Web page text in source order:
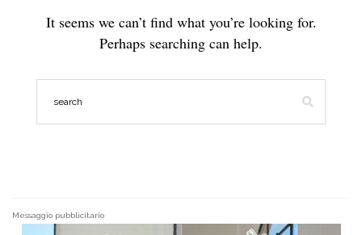
It seems we can’t find what you’re looking for.
Perhaps searching can help.
Messaggio pubblicitario